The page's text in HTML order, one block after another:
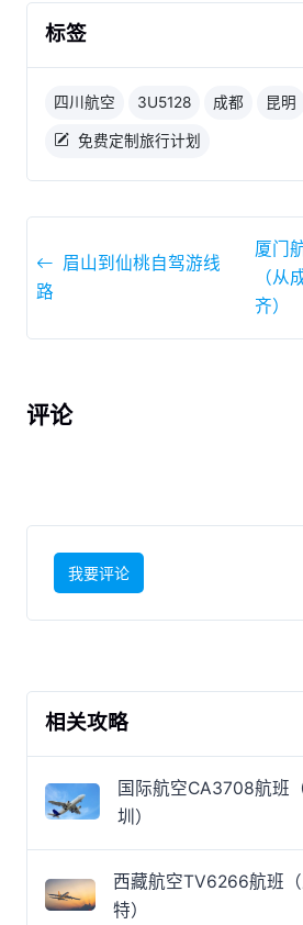
标签
四川航空 3U5128 成都 昆明
免费定制旅行计划
眉山到仙桃自驾游线
路
厦门
（从
齐）
评论
我要评论
相关攻略
国际航空CA3708航班
圳）
西藏航空TV6266航班
特）